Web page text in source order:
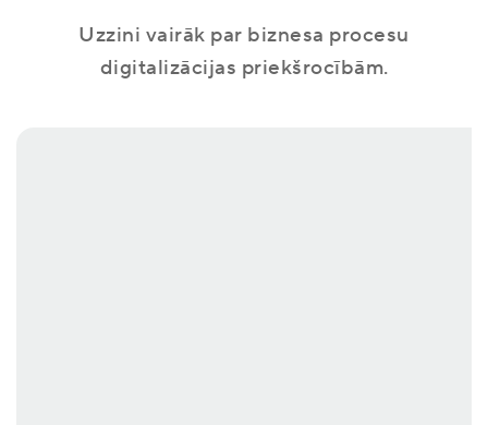
Uzzini vairāk par biznesa procesu
digitalizācijas priekšrocībām.